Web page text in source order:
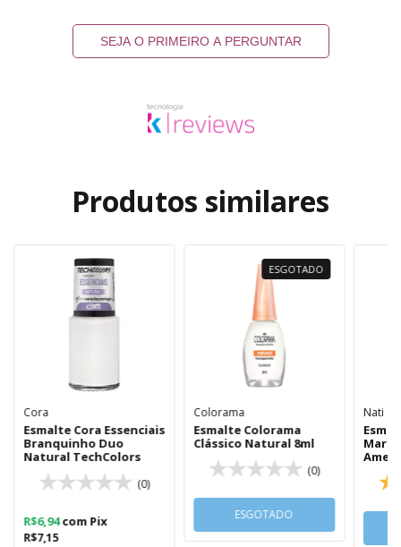
SEJA O PRIMEIRO A PERGUNTAR
Produtos similares
Cora
Esmalte Cora Essenciais
Branquinho Duo
Natural TechColors
(0)
R$7,15
R$6,94com Pix
ESGOTADO
Colorama
Esmalte Colorama
Clássico Natural 8ml
(0)
ESGOTADO
Nati